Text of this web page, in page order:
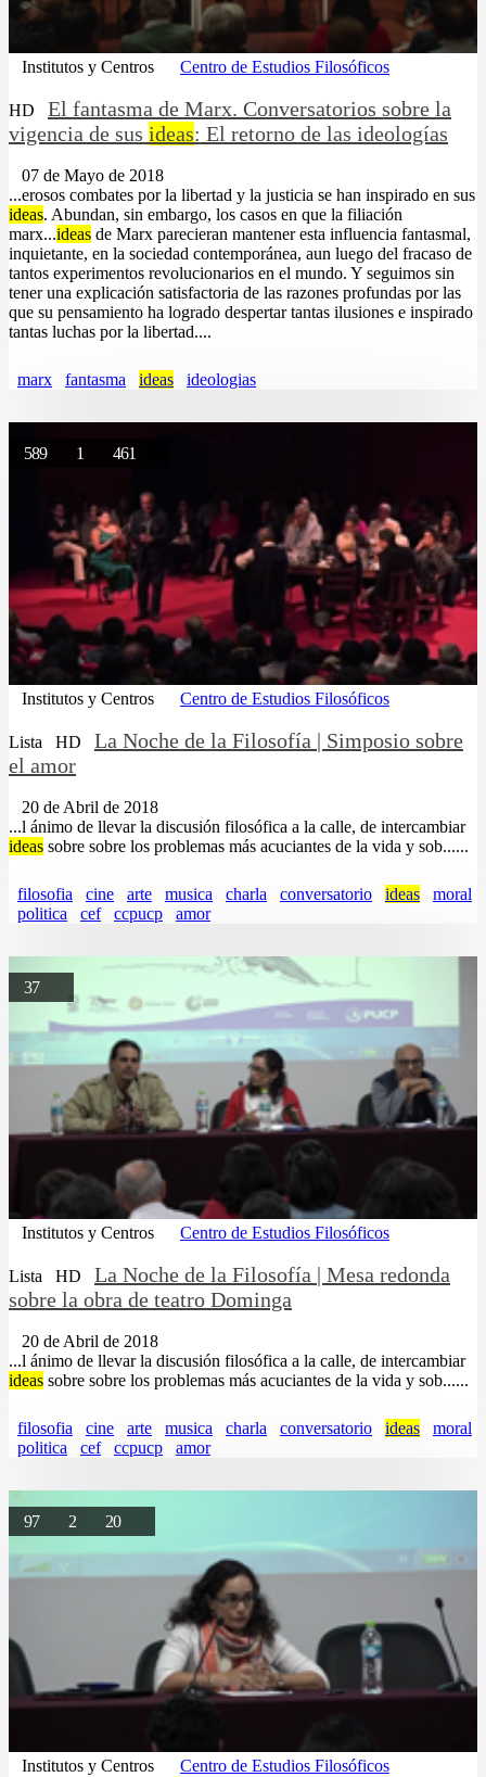
Institutos y Centros Centro de Estudios Filosóficos
HD
El fantasma de Marx. Conversatorios sobre la
vigencia de sus ideas: El retorno de las ideologías
07 de Mayo de 2018
...erosos combates por la libertad y la justicia se han inspirado en sus
ideas. Abundan, sin embargo, los casos en que la filiación
marx...ideas de Marx parecieran mantener esta influencia fantasmal,
inquietante, en la sociedad contemporánea, aun luego del fracaso de
tantos experimentos revolucionarios en el mundo. Y seguimos sin
tener una explicación satisfactoria de las razones profundas por las
que su pensamiento ha logrado despertar tantas ilusiones e inspirado
tantas luchas por la libertad....
marx fantasma ideas ideologias
589 1 461
Institutos y Centros Centro de Estudios Filosóficos
Lista HD
La Noche de la Filosofía | Simposio sobre
el amor
20 de Abril de 2018
...l ánimo de llevar la discusión filosófica a la calle, de intercambiar
ideas sobre sobre los problemas más acuciantes de la vida y sob......
filosofia cine arte musica charla conversatorio ideas
moral
politica
cef ccpucp amor
37
Institutos y Centros Centro de Estudios Filosóficos
Lista HD
La Noche de la Filosofía | Mesa redonda
sobre la obra de teatro Dominga
20 de Abril de 2018
...l ánimo de llevar la discusión filosófica a la calle, de intercambiar
ideas sobre sobre los problemas más acuciantes de la vida y sob......
filosofia cine arte musica charla conversatorio ideas
moral
politica
cef ccpucp amor
97 2 20
Institutos y Centros Centro de Estudios Filosóficos